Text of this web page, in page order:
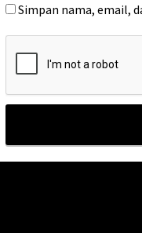
Simpan nama, email,